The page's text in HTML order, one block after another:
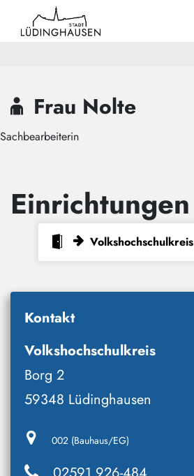
Zum Header
Zum Hauptinhalt
Zum Footer
Zum Hauptinhalt springen
Frau Nolte
Sachbearbeiterin
Einrichtungen
Volkshochschulkreis
Kontakt
Volkshochschulkreis
Borg 2
59348 Lüdinghausen
002 (Bauhaus/EG)